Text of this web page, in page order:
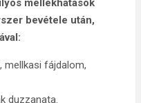
mellékhatások
bevétele után,
mellkasi fájdalom,
duzzanata.